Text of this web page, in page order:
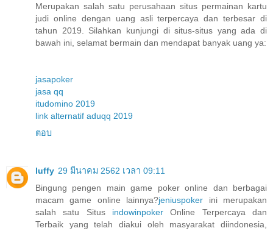
Merupakan salah satu perusahaan situs permainan kartu
judi online dengan uang asli terpercaya dan terbesar di
tahun 2019. Silahkan kunjungi di situs-situs yang ada di
bawah ini, selamat bermain dan mendapat banyak uang ya:
jasapoker
jasa qq
itudomino 2019
link alternatif aduqq 2019
ตอบ
luffy 29 มีนาคม 2562 เวลา 09:11
Bingung pengen main game poker online dan berbagai
macam game online lainnya?jeniuspoker ini merupakan
salah satu Situs indowinpoker Online Terpercaya dan
Terbaik yang telah diakui oleh masyarakat diindonesia,